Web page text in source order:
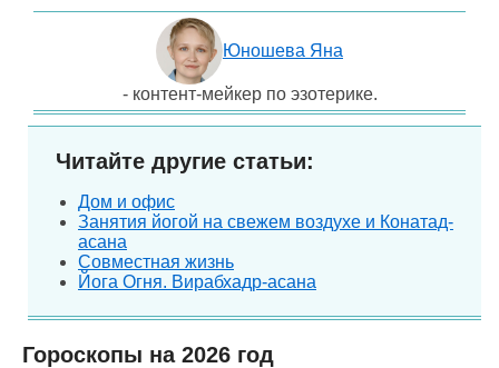
Юношева Яна
- контент-мейкер по эзотерике.
Читайте другие статьи:
Дом и офис
Занятия йогой на свежем воздухе и Конатад-
асана
Совместная жизнь
Йога Огня. Вирабхадр-асана
Гороскопы на 2026 год